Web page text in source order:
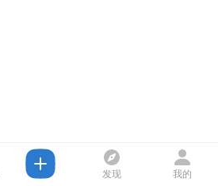
发现 我的